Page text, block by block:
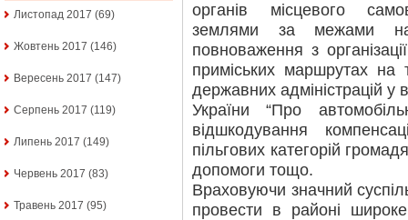
Листопад 2017 (69)
Жовтень 2017 (146)
Вересень 2017 (147)
Серпень 2017 (119)
Липень 2017 (149)
Червень 2017 (83)
Травень 2017 (95)
органів місцевого
землями за межами
повноваження з
приміських маршрутах на
державних адміністрацій у
України “Про
відшкодування
пільгових категорій
допомоги тощо.
Враховуючи значний
провести в районі